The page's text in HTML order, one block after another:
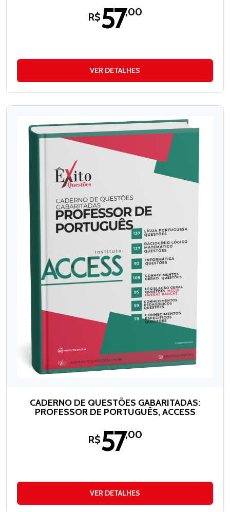
R$57,00
VER DETALHES
CADERNO DE QUESTÕES GABARITADAS:
PROFESSOR DE PORTUGUÊS, ACCESS
R$57,00
VER DETALHES